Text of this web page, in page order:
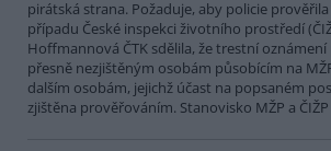
pirátská strana. Požaduje, aby policie
případu České inspekci životního prostředí
Hoffmannová ČTK sdělila, že trestní
přesně nezjištěným osobám působícím na
dalším osobám, jejichž účast na popsaném
zjištěna prověřováním. Stanovisko MŽP a ČIŽP